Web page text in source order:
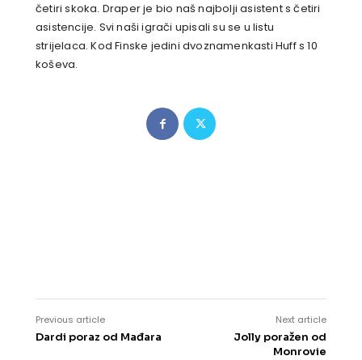
četiri skoka. Draper je bio naš najbolji asistent s četiri
asistencije. Svi naši igrači upisali su se u listu
strijelaca. Kod Finske jedini dvoznamenkasti Huff s 10
koševa.
Previous article
Dardi poraz od Mađara
Next article
Jolly poražen od
Monrovie